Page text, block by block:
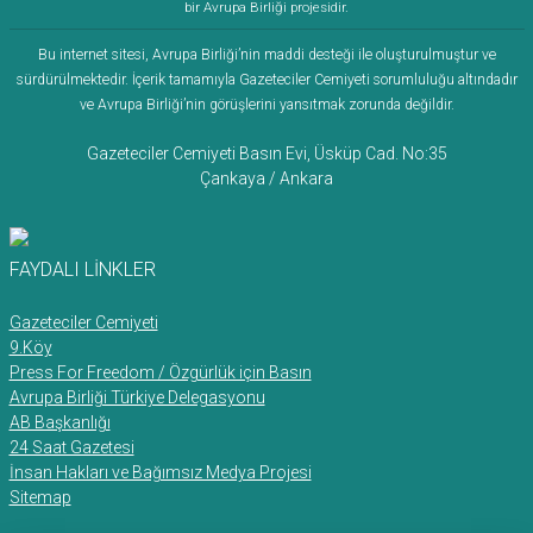
bir Avrupa Birliği projesidir.
Bu internet sitesi, Avrupa Birliği’nin maddi desteği ile oluşturulmuştur ve
sürdürülmektedir. İçerik tamamıyla Gazeteciler Cemiyeti sorumluluğu altındadır
ve Avrupa Birliği’nin görüşlerini yansıtmak zorunda değildir.
Gazeteciler Cemiyeti Basın Evi, Üsküp Cad. No:35
Çankaya / Ankara
FAYDALI LİNKLER
Gazeteciler Cemiyeti
9.Köy
Press For Freedom / Özgürlük için Basın
Avrupa Birliği Türkiye Delegasyonu
AB Başkanlığı
24 Saat Gazetesi
İnsan Hakları ve Bağımsız Medya Projesi
Sitemap